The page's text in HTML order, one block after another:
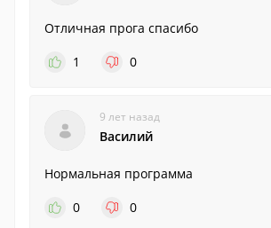
Отличная прога спасибо
1
0
9 лет назад
Василий
Нормальная программа
0
0